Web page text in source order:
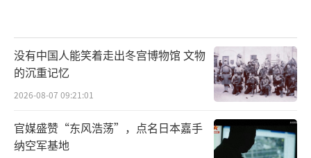
没有中国人能笑着走出冬宫博物馆 文物
的沉重记忆
2026-08-07 09:21:01
官媒盛赞“东风浩荡”，点名日本嘉手
纳空军基地